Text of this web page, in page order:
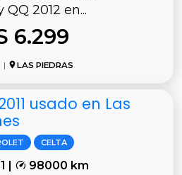
QQ 2012 en...
6.299
| LAS PIEDRAS
usado en Las
CELTA
| 98000 km